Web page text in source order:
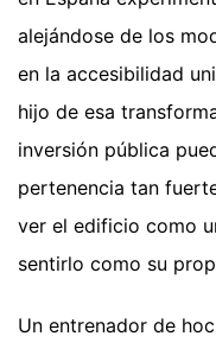
alejándose de los
en la accesibilidad
hijo de esa
inversión pública
pertenencia tan
ver el edificio como
sentirlo como su
Un entrenador de